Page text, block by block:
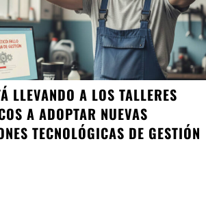
LLEVANDO A LOS TALLERES
A ADOPTAR NUEVAS
TECNOLÓGICAS DE GESTIÓN